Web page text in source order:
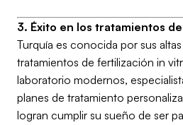
3. Éxito en los tratamientos
Turquía es conocida por sus
tratamientos de fertilización in
laboratorio modernos,
planes de tratamiento
logran cumplir su sueño de ser